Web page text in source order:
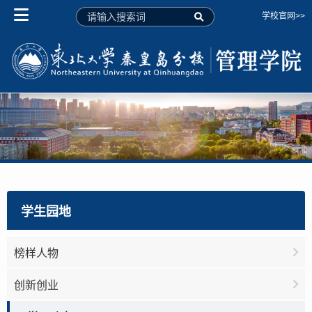
学校官网>>
学生园地
榜样人物
创新创业